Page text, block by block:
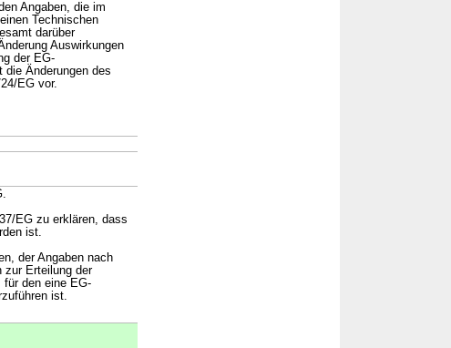
Angaben, die im
Technischen
darüber
Auswirkungen
der EG-
die Änderungen des
EG vor.
EG zu erklären, dass
ist.
der Angaben nach
zur Erteilung der
für den eine EG-
ist.